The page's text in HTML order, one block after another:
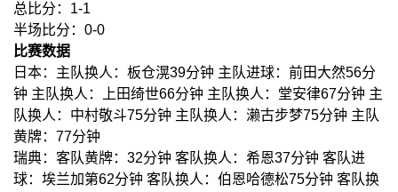
总比分：1-1
半场比分：0-0
比赛数据
日本：主队换人：板仓滉39分钟 主队进球：前田大然56分
钟 主队换人：上田绮世66分钟 主队换人：堂安律67分钟 主
队换人：中村敬斗75分钟 主队换人：濑古步梦75分钟 主队
黄牌：77分钟
瑞典：客队黄牌：32分钟 客队换人：希恩37分钟 客队进
球：埃兰加第62分钟 客队换人：伯恩哈德松75分钟 客队换